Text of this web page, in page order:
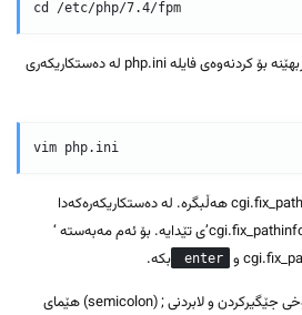
پاشان ئەم فرمانەی خوارەوە بەکاربهێنە بۆ کردنەوەی فایلە php.ini لە دەستکاریکەری
کۆمێنت لەسەر دێڕەکەی cgi.fix_pathinfo=1 هەڵبگرە. لە دەستکاریکەرەکەدا
enter
بکە.
داگرە بۆ گۆڕینی بۆ دۆخی جێگیرکردن و لابردنی ; (semicolon) هێمای